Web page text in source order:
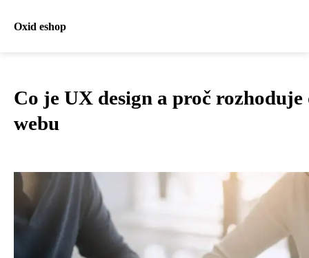
Oxid eshop
Co je UX design a proč rozhoduje
webu